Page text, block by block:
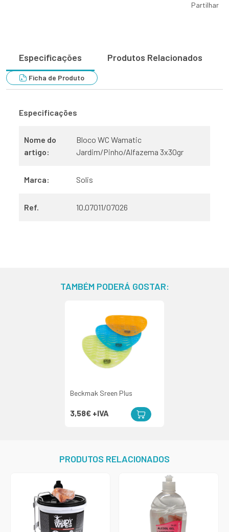
Partilhar
Especificações Produtos Relacionados
Ficha de Produto
Especificações
Nome do
artigo:
Bloco WC Wamatic
Jardim/Pinho/Alfazema 3x30gr
Marca: Solis
Ref. 10.07011/07026
TAMBÉM PODERÁ GOSTAR:
Beckmak Sreen Plus
3,58€ +IVA
PRODUTOS RELACIONADOS